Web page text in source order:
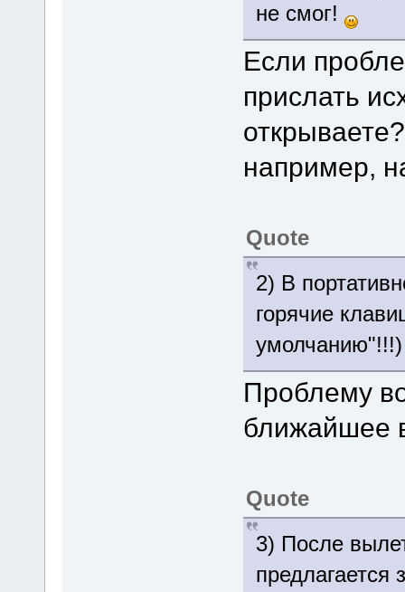
не смог!
Если
прислать
например,
Quote
2) В
горячие
умолчанию"!!!)
Проблему
ближайшее
Quote
3) После
предлагается